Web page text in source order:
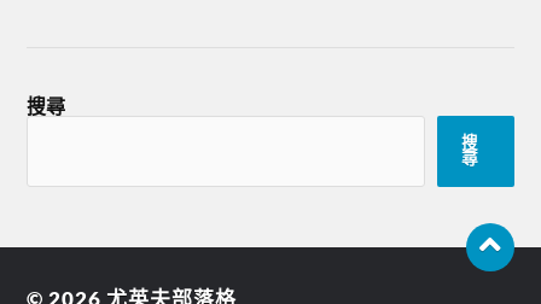
搜尋
搜
尋
© 2026 尤英夫部落格